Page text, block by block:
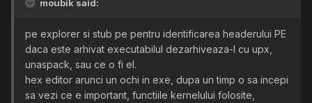
moubik said:
pe explorer si stub pe pentru identificarea headerului PE
daca este arhivat executabilul dezarhiveaza-l cu upx,
unaspack, sau ce o fi el.
hex editor arunci un ochi in exe, dupa un timp o sa incepi
sa vezi ce e important, functiile kernelului folosite,